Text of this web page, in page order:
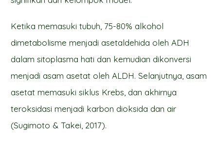
Ketika memasuki tubuh, 75-80% alkohol
dimetabolisme menjadi asetaldehida oleh ADH
dalam sitoplasma hati dan kemudian dikonversi
menjadi asam asetat oleh ALDH. Selanjutnya, asam
asetat memasuki siklus Krebs, dan akhirnya
teroksidasi menjadi karbon dioksida dan air
(Sugimoto & Takei, 2017).